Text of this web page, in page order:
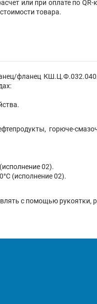
или при оплате по QR-
товара.
фланец
горюче-
02).
(исполнение 02).
с помощью рукоятки,